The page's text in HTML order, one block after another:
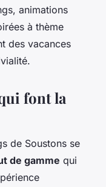
animations
à thème
des vacances
font la
de Soustons se
de gamme qui